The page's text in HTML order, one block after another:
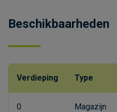
Beschikbaarheden
Verdieping Type
0 Magazijn